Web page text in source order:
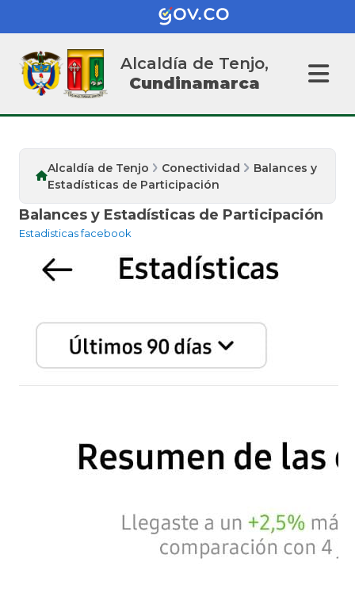
Alcaldía de Tenjo,
Cundinamarca
Alcaldía de Tenjo Conectividad
Balances y
Estadísticas de Participación
Balances y Estadísticas de Participación
Estadisticas facebook